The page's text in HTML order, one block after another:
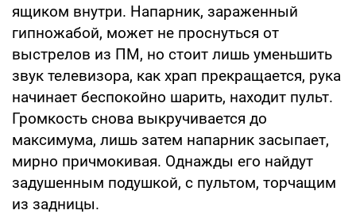
ящиком внутри. Напарник, зараженный
гипножабой, может не проснуться от
выстрелов из ПМ, но стоит лишь уменьшить
звук телевизора, как храп прекращается, рука
начинает беспокойно шарить, находит пульт.
Громкость снова выкручивается до
максимума, лишь затем напарник засыпает,
мирно причмокивая. Однажды его найдут
задушенным подушкой, с пультом, торчащим
из задницы.